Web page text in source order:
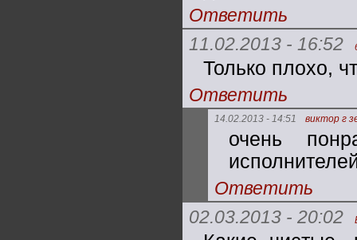
Ответить
11.02.2013 - 16:52
Только плохо,
Ответить
14.02.2013 - 14:51 виктор г
очень
Ответить
02.03.2013 - 20:02